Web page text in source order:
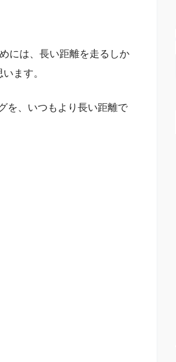
には、長い距離を走るしか
ます。
を、いつもより長い距離で